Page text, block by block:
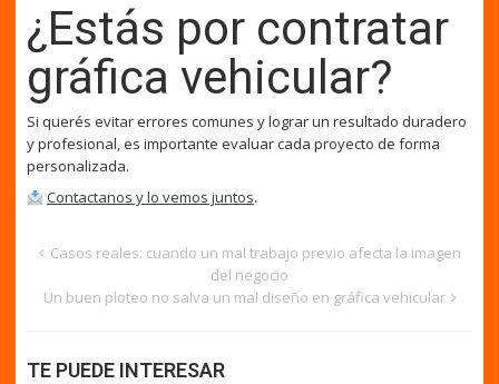
¿Estás por contratar
gráfica vehicular?
Si querés evitar errores comunes y lograr un resultado duradero
y profesional, es importante evaluar cada proyecto de forma
personalizada.
Contactanos y lo vemos juntos.
Casos reales: cuando un mal trabajo previo afecta la imagen
del negocio
Un buen ploteo no salva un mal diseño en gráfica vehicular
TE PUEDE INTERESAR